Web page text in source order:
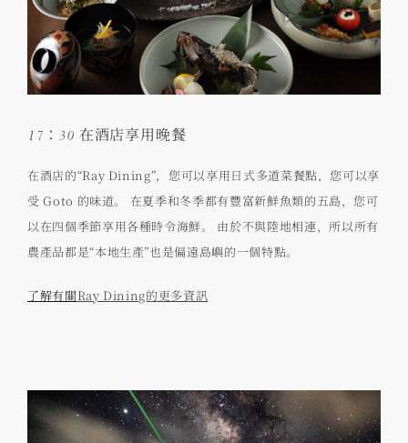
17：30 在酒店享用晚餐
在酒店的“Ray Dining”，您可以享用日式多道菜餐點，您可以享
受 Goto 的味道。 在夏季和冬季都有豐富新鮮魚類的五島，您可
以在四個季節享用各種時令海鮮。 由於不與陸地相連，所以所有
農產品都是“本地生產”也是偏遠島嶼的一個特點。
了解有關Ray Dining的更多資訊